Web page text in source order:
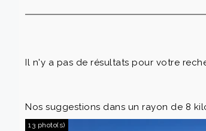
Il n'y a pas de résultats pour votre
Nos suggestions dans un rayon de 8
13 photo(s)